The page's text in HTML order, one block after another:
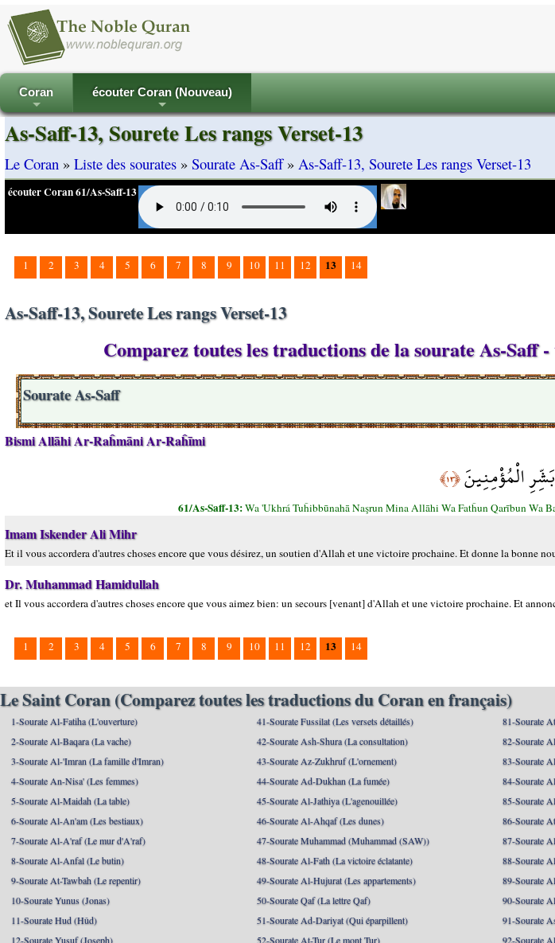
+
Coran
+
écouter Coran (Nouveau)
As-Saff-13, Sourete Les rangs Verset-13
Le Coran » Liste des sourates » Sourate As-Saff» As-Saff-13, Sourete Les rangs Verset-13
écouter Coran 61/As-Saff-13
1 2 3 4 5 6 7 8 9 10 11 12 13 14
As-Saff-13, Sourete Les rangs Verset-13
Comparez toutes les traductions de la sourate As-Saff
Sourate As-Saff
Bismi Allāhi Ar-Raĥmāni Ar-Raĥīmi
الْمُؤْمِنِينَ﴿١٣﴾
61/As-Saff-13:Wa 'Ukhrá Tuĥibbūnahā Naşrun Mina Allāhi Wa Fatĥun Qarībun Wa
Imam Iskender Ali Mihr
Et il vous accordera d'autres choses encore que vous désirez, un soutien d'Allah et une victoire prochaine. Et donne la bonne
Dr. Muhammad Hamidullah
et Il vous accordera d'autres choses encore que vous aimez bien: un secours [venant] d'Allah et une victoire prochaine. Et
1 2 3 4 5 6 7 8 9 10 11 12 13 14
Le Saint Coran (Comparez toutes les traductions du Coran en français)
1-Sourate Al-Fatiha (L'ouverture)
2-Sourate Al-Baqara (La vache)
3-Sourate Al-'Imran (La famille d'Imran)
4-Sourate An-Nisa' (Les femmes)
5-Sourate Al-Maidah (La table)
6-Sourate Al-An'am (Les bestiaux)
7-Sourate Al-A'raf (Le mur d'A'raf)
8-Sourate Al-Anfal (Le butin)
9-Sourate At-Tawbah (Le repentir)
10-Sourate Yunus (Jonas)
11-Sourate Hud (Hûd)
12-Sourate Yusuf (Joseph)
41-Sourate Fussilat (Les versets détaillés)
42-Sourate Ash-Shura (La consultation)
43-Sourate Az-Zukhruf (L'ornement)
44-Sourate Ad-Dukhan (La fumée)
45-Sourate Al-Jathiya (L'agenouillée)
46-Sourate Al-Ahqaf (Les dunes)
47-Sourate Muhammad (Muhammad (SAW))
48-Sourate Al-Fath (La victoire éclatante)
49-Sourate Al-Hujurat (Les appartements)
50-Sourate Qaf (La lettre Qaf)
51-Sourate Ad-Dariyat (Qui éparpillent)
52-Sourate At-Tur (Le mont Tur)
81-Sourate
82-Sourate
83-Sourate
84-Sourate
85-Sourate
86-Sourate
87-Sourate
88-Sourate
89-Sourate
90-Sourate
91-Sourate
92-Sourate